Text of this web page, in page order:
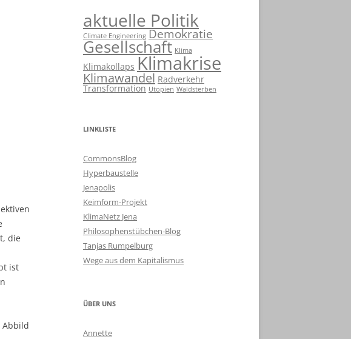
die
ist
Abbild
aktuelle Politik
Climate Engineering Demokratie
Gesellschaft Klima
Klimakollaps Klimakrise
Klimawandel Radverkehr
Transformation Utopien Waldsterben
LINKLISTE
CommonsBlog
Hyperbaustelle
Jenapolis
Keimform-Projekt
KlimaNetz Jena
Philosophenstübchen-Blog
Tanjas Rumpelburg
Wege aus dem Kapitalismus
ÜBER UNS
Annette